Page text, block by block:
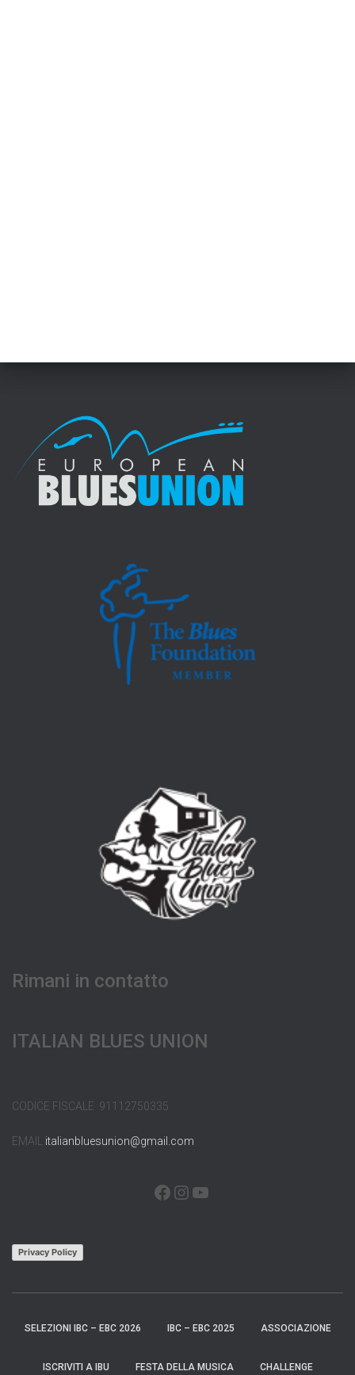
Rimani in contatto
ITALIAN BLUES UNION
CODICE FISCALE 91112750335
EMAIL italianbluesunion@gmail.com
FACEBOOK INSTAGRAM
Privacy Policy
SELEZIONI IBC – EBC 2026 IBC – EBC 2025 ASSOCIAZIONE
ISCRIVITI A IBU FESTA DELLA MUSICA CHALLENGE